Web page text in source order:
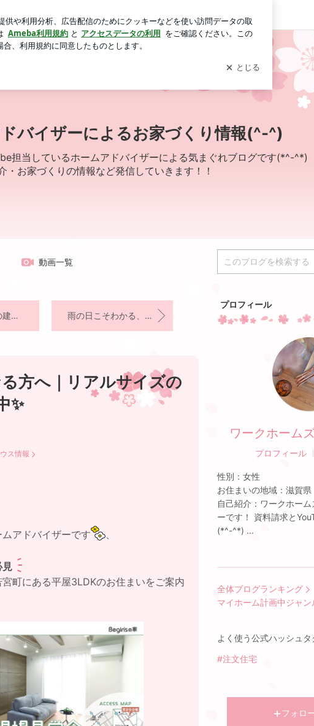
新規登録 ログイン
バイザーによるお家づくり情報(^-^)
担当しているホームアドバイザーによる気まぐれブログです(*^-^*)
・お家づくりの情報など発信していきます！！
動画一覧
♪ 雨の日こそわかる、心地いい住まいの違い
方へ｜リアルサイズの
✨
ス情報
アドバイザーです 、
見
町にある平屋3LDKのお住まいをご案内
プロフィール
ワークホーム
プロフィール
性別： 女性
お住まいの地域： 滋賀県
自己紹介： ワークホー
ーです！ 資料請求と
(*^-^*) ...
全体ブログランキング
マイホーム計画中ジャン
よく使う公式ハッシュタ
#注文住宅
フォロ